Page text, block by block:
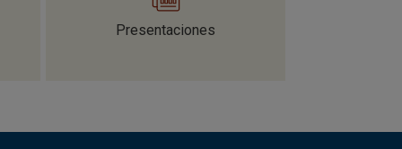
Presentaciones